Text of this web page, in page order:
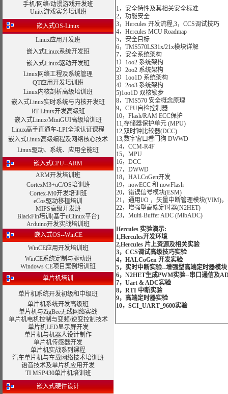
手机/网络/动漫游戏开发班
Unity游戏实务培训班
嵌入式OS-Linux
Linux应用开发班
嵌入式Linux系统开发班
嵌入式Linux驱动开发班
Linux网络工程及系统管理
QT应用开发培训班
Linux内核剖析高级培训班
嵌入式Linux实时系统与内核开发班
RT Linux开发高级班
嵌入式Linux/MiniGUI高级培训班
Linux高手直通车-LPI全球认证课程
嵌入式Linux高级编程及网络核心技术
Linux驱动、系统、应用全能班
嵌入式CPU--ARM
ARM开发培训班
CortexM3+uC/OS培训班
Cortex-M0开发培训班
eCos驱动移植培训
MIPS高级开发班
BlackFin培训(基于uClinux平台)
Arduino开发实战培训班
嵌入式OS--WinCE
WinCE应用开发培训班
WinCE系统定制与驱动班
Windows CE项目案例培训班
单片机培训
单片机系统开发初级和中级班
单片机系统开发高级班
单片机与ZigBee无线网络实战
单片机电机控制与变频/逆变控制技术
单片机LED显示屏开发
单片机与机器人设计制作
单片机传感器开发
单片机实战系列课程
汽车单片机与车载网络技术培训班
语音技术及单片机应用开发
TI MSP430单片机培训班
嵌入式硬件设计
1，安全特性及其相关安全标准
2，功能安全
3，Hercules 开发流程,3，CCS调试技巧
4，Hercules MCU Roadmap
5，安全目标
6，TMS570LS31x/21x模块详解
7，安全系统架构
1）1oo2 系统架构
2）2oo2 系统架构
3）1oo1D 系统架构
4）2oo3 系统架构
5)1oo1D 双核锁步
8，TMS570 安全概念原理
9，CPU自检控制器
10，Flash/RAM ECC保护
11,存储器保护单元 (MPU)
12,双时钟比较器(DCC)
13,数字窗口看门狗 DWWD
14，CCM-R4F
15，MPU
16，DCC
17，DWWD
18，HALCoGen开发
19，nowECC 和 nowFlash
20，错误信号模块(ESM)
21，通用I/O ，矢量中断管理模块(VIM)
22，增强型高端定时器(N2HET)
23，Multi-Buffer ADC (MibADC)
Hercules 实验演示:
1,Hercules开发环境
2,Hercules 片上资源及相关实验
3，CCS调试高级技巧实验
4，HALCoGen 开发实验
5，实时中断实验--增强型高端定时器模块
6，N2HET生成PWM实验--串口通信及
7，Uart & ADC实验
8，RTI 中断实验
9，高端定时器实验
10，SCI_UART_9600实验